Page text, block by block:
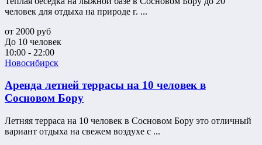
человек для отдыха на природе г. ...
от 2000 руб
До 10 человек
10:00 - 22:00
Новосибирск
Аренда летней террасы на 10 человек в
Сосновом Бору
Летняя терраса на 10 человек в Сосновом Бору это отличный
вариант отдыха на свежем воздухе с ...